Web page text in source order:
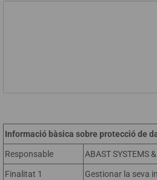
Informació bàsica sobre protecció de
Responsable ABAST SYSTEMS
Finalitat 1 Gestionar la seva